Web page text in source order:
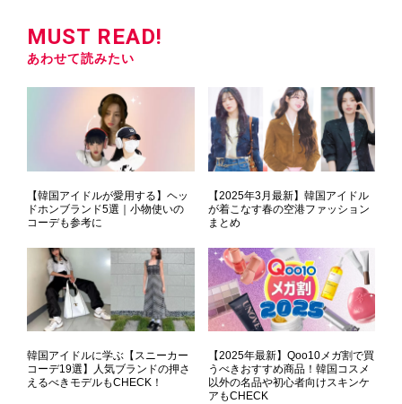
MUST READ!
あわせて読みたい
【韓国アイドルが愛用する】ヘッ
ドホンブランド5選｜小物使いの
コーデも参考に
【2025年3月最新】韓国アイドル
が着こなす春の空港ファッション
まとめ
韓国アイドルに学ぶ【スニーカー
コーデ19選】人気ブランドの押さ
えるべきモデルもCHECK！
【2025年最新】Qoo10メガ割で買
うべきおすすめ商品！韓国コスメ
以外の名品や初心者向けスキンケ
アもCHECK